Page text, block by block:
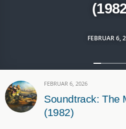
FEBRUAR 6,
FEBRUAR 6, 2026
Soundtrack: The
(1982)